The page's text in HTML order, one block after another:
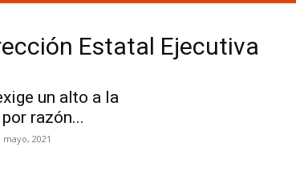
Estatal Ejecutiva
un alto a la
razón...
mayo, 2021